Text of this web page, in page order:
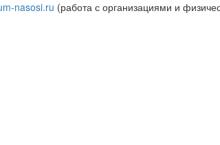
nasosi.ru (работа с организациями и